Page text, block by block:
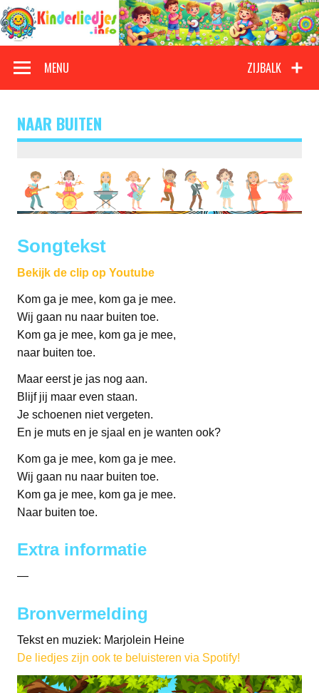
Doorgaan
naar
inhoud
Kinderliedjes
ZIJBALK
MENU
NAAR BUITEN
Songtekst
Bekijk de clip op Youtube
Kom ga je mee, kom ga je mee.
Wij gaan nu naar buiten toe.
Kom ga je mee, kom ga je mee,
naar buiten toe.
Maar eerst je jas nog aan.
Blijf jij maar even staan.
Je schoenen niet vergeten.
En je muts en je sjaal en je wanten ook?
Kom ga je mee, kom ga je mee.
Wij gaan nu naar buiten toe.
Kom ga je mee, kom ga je mee.
Naar buiten toe.
Extra informatie
—
Bronvermelding
Tekst en muziek: Marjolein Heine
De liedjes zijn ook te beluisteren via Spotify!